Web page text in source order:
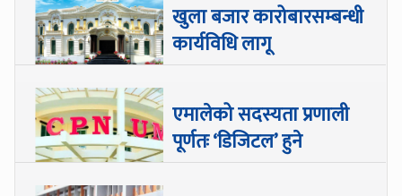
खुला बजार कारोबारसम्बन्धी
कार्यविधि लागू
एमालेको सदस्यता प्रणाली
पूर्णतः ‘डिजिटल’ हुने